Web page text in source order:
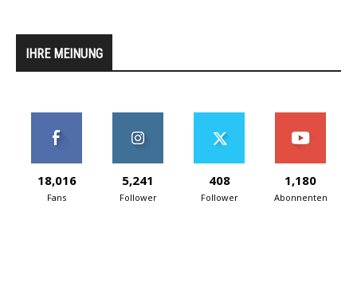
IHRE MEINUNG
18,016
Fans
5,241
Follower
408
Follower
1,180
Abonnenten